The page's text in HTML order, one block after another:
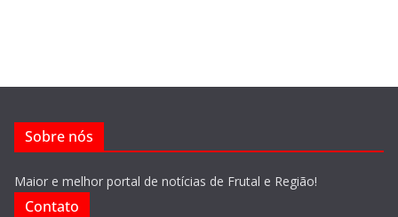
Sobre nós
Maior e melhor portal de notícias de Frutal e Região!
Contato